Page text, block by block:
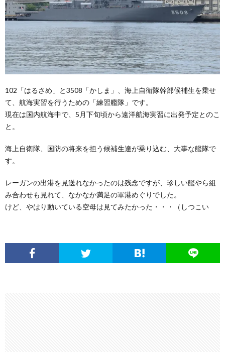
102「はるさめ」と3508「かしま」、海上自衛隊幹部候補生を乗せ
て、航海実習を行うための「練習艦隊」です。
現在は国内航海中で、5月下旬頃から遠洋航海実習に出発予定とのこ
と。
海上自衛隊、国防の将来を担う候補生達が乗り込む、大事な艦隊で
す。
レーガンの出港を見送れなかったのは残念ですが、珍しい艦やら組
み合わせも見れて、なかなか満足の軍港めぐりでした。
けど、やはり動いている空母は見てみたかった・・・（しつこい